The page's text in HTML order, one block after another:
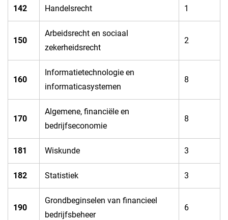
​142 ​Handelsrecht ​1
​150
​Arbeidsrecht en sociaal
zekerheidsrecht
​2
​160
​Informatietechnologie en
informaticasystemen
​8
​170
​Algemene, financiële en
bedrijfseconomie
​8
​181 ​Wiskunde ​3
182​ ​Statistiek ​3
​190
​Grondbeginselen van financieel
bedrijfsbeheer
​6